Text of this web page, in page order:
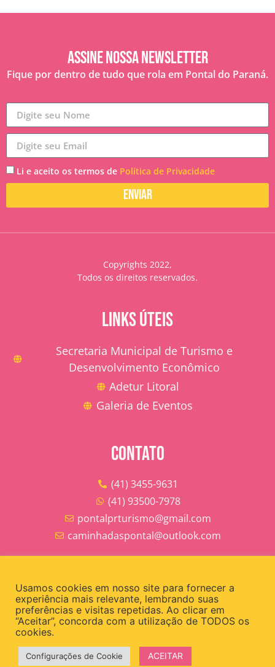
Assine nossa Newsletter
Fique por dentro de tudo que rola em Pontal do Paraná.
Li e aceito os termos de Política de Privacidade
Enviar
Copyrights 2022,
Todos os direitos reservados.
LINKS ÚTEIS
Secretaria Municipal de Turismo e
Desenvolvimento Econômico
Adetur Litoral
Galeria de Eventos
CONTATO
(41) 3455-9631
(41) 93500-7978
pontalprturismo@gmail.com
caminhadaspontal@outlook.com
@pontalasuapraia
@turismopontalpr
Usamos cookies em nosso site para fornecer a
experiência mais relevante, lembrando suas
preferências e visitas repetidas. Ao clicar em
“Aceitar”, concorda com a utilização de TODOS os
cookies.
Configurações de Cookie ACEITAR